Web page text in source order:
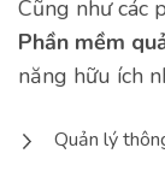
Cũng như các
Phần mềm
năng hữu ích
Quản lý